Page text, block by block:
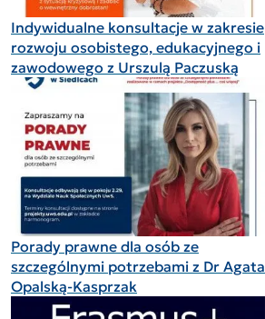
Indywidualne konsultacje w zakresie
rozwoju osobistego, edukacyjnego i
zawodowego z Urszulą Paczuską
Porady prawne dla osób ze
szczególnymi potrzebami z Dr Agata
Opalską-Kasprzak